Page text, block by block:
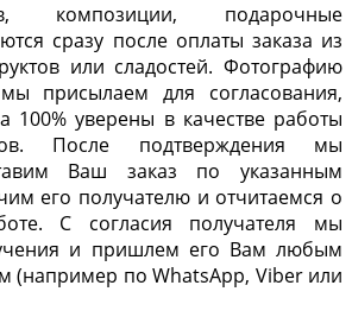
композиции, подарочные
сразу после оплаты заказа из
или сладостей. Фотографию
присылаем для согласования,
уверены в качестве работы
После подтверждения мы
Ваш заказ по указанным
его получателю и отчитаемся о
С согласия получателя мы
и пришлем его Вам любым
(например по WhatsApp, Viber или